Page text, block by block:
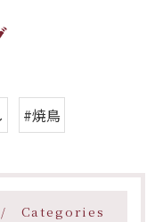
#焼鳥
Categories